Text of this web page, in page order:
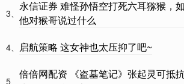
3、
永信证券 难怪孙悟空打死六耳猕猴，
他对猴哥说过什么
4、 启航策略 这女神也太压抑了吧~
5、
倍倍网配资 《盗墓笔记》张起灵可抵